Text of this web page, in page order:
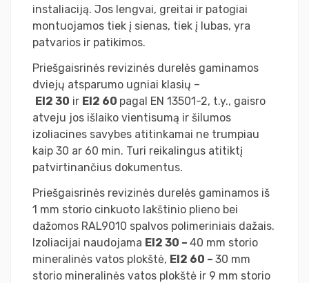
instaliaciją. Jos lengvai, greitai ir patogiai
montuojamos tiek į sienas, tiek į lubas, yra
patvarios ir patikimos.
Priešgaisrinės revizinės durelės gaminamos
dviejų atsparumo ugniai klasių –
EI2 30 ir EI2 60 pagal EN 13501-2, t.y., gaisro
atveju jos išlaiko vientisumą ir šilumos
izoliacines savybes atitinkamai ne trumpiau
kaip 30 ar 60 min. Turi reikalingus atitiktį
patvirtinančius dokumentus.
Priešgaisrinės revizinės durelės gaminamos iš
1 mm storio cinkuoto lakštinio plieno bei
dažomos RAL9010 spalvos polimeriniais dažais.
Izoliacijai naudojama EI2 30 – 40 mm storio
mineralinės vatos plokštė, EI2 60 – 30 mm
storio mineralinės vatos plokštė ir 9 mm storio